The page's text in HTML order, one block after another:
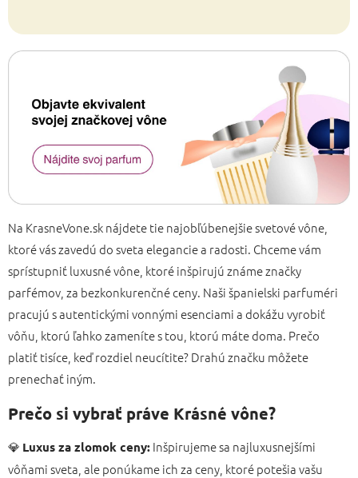
Na KrasneVone.sk nájdete tie najobľúbenejšie svetové vône,
ktoré vás zavedú do sveta elegancie a radosti. Chceme vám
sprístupniť luxusné vône, ktoré inšpirujú známe značky
parfémov, za bezkonkurenčné ceny. Naši španielski parfuméri
pracujú s autentickými vonnými esenciami a dokážu vyrobiť
vôňu, ktorú ľahko zameníte s tou, ktorú máte doma. Prečo
platiť tisíce, keď rozdiel neucítite? Drahú značku môžete
prenechať iným.
Prečo si vybrať práve Krásné vône?
💎 Luxus za zlomok ceny: Inšpirujeme sa najluxusnejšími
vôňami sveta, ale ponúkame ich za ceny, ktoré potešia vašu